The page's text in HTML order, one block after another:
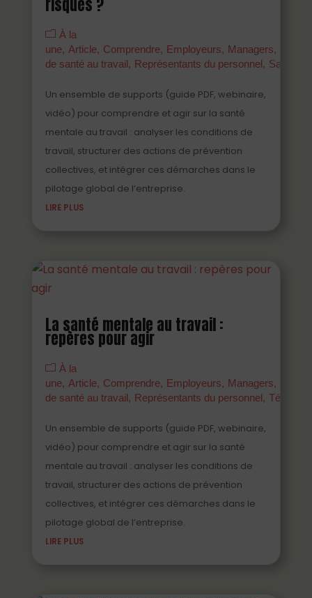
risques ?
À la
une
Article Comprendre Employeurs Managers
de santé au travail
Représentants du personnel Salariés
Un ensemble de supports (guide PDF, webinaire,
vidéo) pour comprendre et agir sur la santé
mentale au travail : analyser les conditions de
travail, structurer des actions de prévention
collectives, et intégrer ces démarches dans le
pilotage global de l’entreprise.
LIRE PLUS
La santé mentale au travail :
repères pour agir
À la
une
Article Comprendre Employeurs Managers
de santé au travail
Représentants du personnel
Un ensemble de supports (guide PDF, webinaire,
vidéo) pour comprendre et agir sur la santé
mentale au travail : analyser les conditions de
travail, structurer des actions de prévention
collectives, et intégrer ces démarches dans le
pilotage global de l’entreprise.
LIRE PLUS